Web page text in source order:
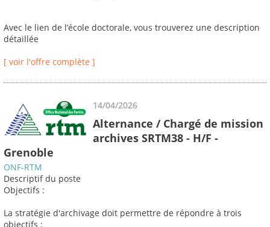
Avec le lien de l’école doctorale, vous trouverez une description
détaillée
[ voir l'offre complète ]
14/04/2026
Alternance / Chargé de mission
archives SRTM38 - H/F -
Grenoble
ONF-RTM
Descriptif du poste
Objectifs :
La stratégie d'archivage doit permettre de répondre à trois
objectifs :